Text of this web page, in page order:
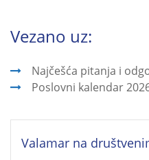
Vezano uz:
Najčešća pitanja i
Poslovni kalendar
Valamar na